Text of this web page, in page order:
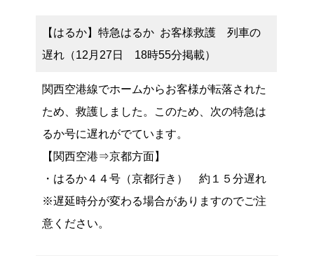
【はるか】特急はるか お客様救護 列車の
遅れ（12月27日 18時55分掲載）
関西空港線でホームからお客様が転落された
ため、救護しました。このため、次の特急は
るか号に遅れがでています。
【関西空港⇒京都方面】
・はるか４４号（京都行き） 約１５分遅れ
※遅延時分が変わる場合がありますのでご注
意ください。